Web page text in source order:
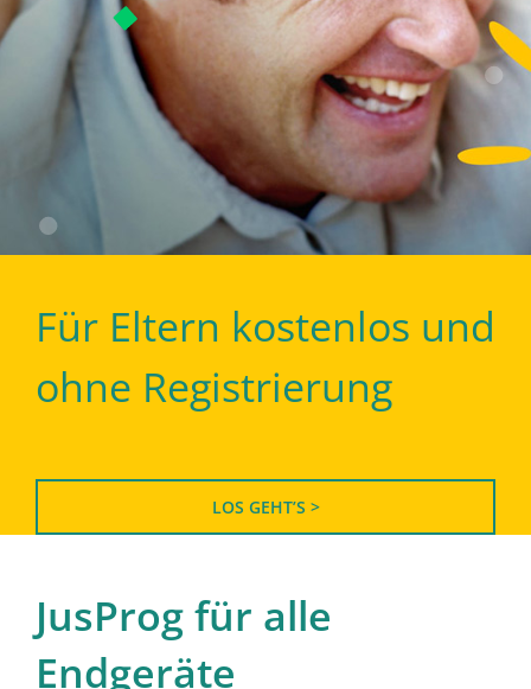
Für Eltern kostenlos und
ohne Registrierung
LOS GEHT’S >
JusProg für alle
Endgeräte